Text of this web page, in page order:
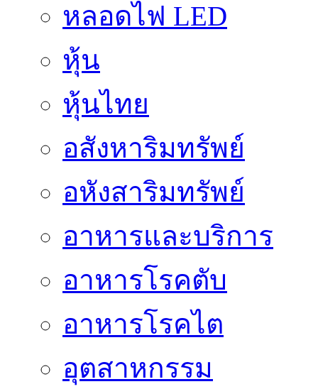
หลอดไฟ LED
หุ้น
หุ้นไทย
อสังหาริมทรัพย์
อหังสาริมทรัพย์
อาหารและบริการ
อาหารโรคตับ
อาหารโรคไต
อุตสาหกรรม